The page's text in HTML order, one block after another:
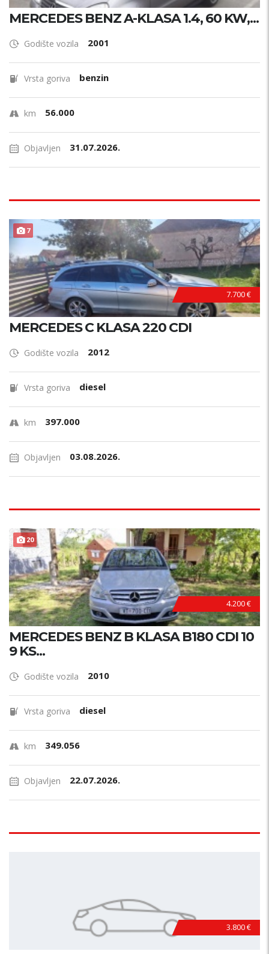
MERCEDES BENZ A-KLASA 1.4, 60 KW,...
Godište vozila 2001
Vrsta goriva benzin
km 56.000
Objavljen 31.07.2026.
7
7.700 €
MERCEDES C KLASA 220 CDI
Godište vozila 2012
Vrsta goriva diesel
km 397.000
Objavljen 03.08.2026.
20
4.200 €
MERCEDES BENZ B KLASA B180 CDI 10
9 KS...
Godište vozila 2010
Vrsta goriva diesel
km 349.056
Objavljen 22.07.2026.
3.800 €